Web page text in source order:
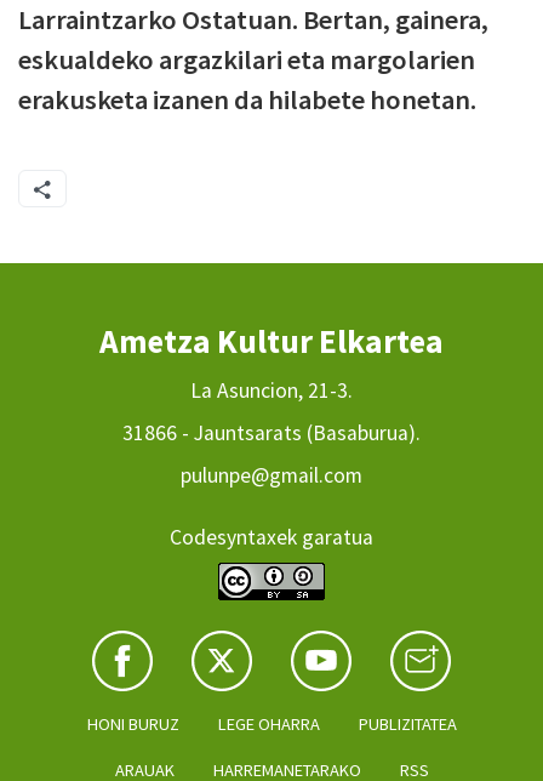
Larraintzarko Ostatuan. Bertan, gainera,
eskualdeko argazkilari eta margolarien
erakusketa izanen da hilabete honetan.
Ametza Kultur Elkartea
La Asuncion, 21-3.
31866 - Jauntsarats (Basaburua).
pulunpe@gmail.com
Codesyntaxek garatua
HONI BURUZ LEGE OHARRA PUBLIZITATEA
ARAUAK HARREMANETARAKO RSS